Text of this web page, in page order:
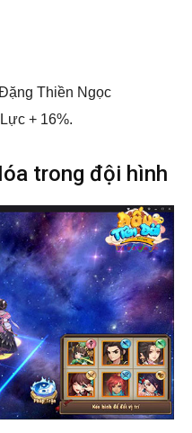
Thiền Ngọc
+ 16%.
trong đội hình